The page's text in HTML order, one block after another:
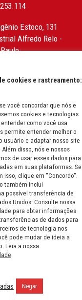
Estoco, 131
Alfredo Relo -
Chaves Rodrigues,
RM - Condomínio
- São Paulo
| CNPJ:
08
G, 728 – Letra A
– Maceió -
| CNPJ:
76
USA Inc.
cookies e rastreamento:
você concordar que nós e
cookies e tecnologias
como você usa
permite entender melhor o
usuário e adaptar nosso site
disso, nós e nossos
de usar esses dados para
em suas plataformas. Se
isso, clique em "Concordo".
também inclui
possível transferência de
Unidos. Consulte nossa
para obter informações
de dados para
de tecnologia nos
pode mudar de ideia a
Leia a nossa
.
Negar